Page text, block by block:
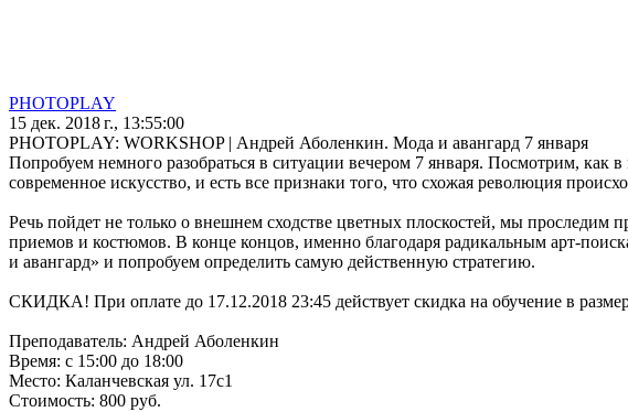
PHOTOPLAY
15 дек. 2018 г., 13:55:00
PHOTOPLAY: WORKSHOP | Андрей Аболенкин. Мода и авангард 7 января
Попробуем немного разобраться в ситуации вечером 7 января. Посмотрим,
современное искусство, и есть все признаки того, что схожая революция
Речь пойдет не только о внешнем сходстве цветных плоскостей, мы
приемов и костюмов. В конце концов, именно благодаря радикальным арт-
и авангард» и попробуем определить самую действенную стратегию.
СКИДКА! При оплате до 17.12.2018 23:45 действует скидка на обучение в
Преподаватель: Андрей Аболенкин
Время: с 15:00 до 18:00
Место: Каланчевская ул. 17c1
Стоимость: 800 руб.